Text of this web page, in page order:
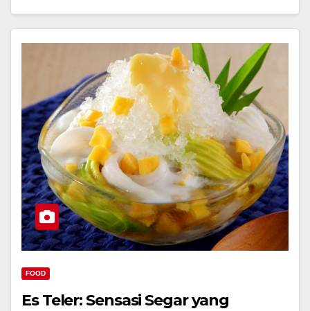
FOOD
Es Teler: Sensasi Segar yang